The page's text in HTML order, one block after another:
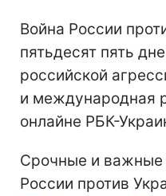
Война России
пятьдесят пять
российской
и международная
онлайне РБК-
Срочные и важные
России против